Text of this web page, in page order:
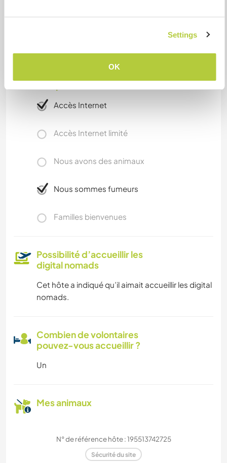
Settings
OK
consumarlo assieme o privatamente.
Accès Internet
Accès Internet limité
Nous avons des animaux
Nous sommes fumeurs
Familles bienvenues
Possibilité d’accueillir les
digital nomads
Cet hôte a indiqué qu’il aimait accueillir les digital
nomads.
Combien de volontaires
pouvez-vous accueillir ?
Un
Mes animaux
N° de référence hôte : 195513742725
Sécurité du site